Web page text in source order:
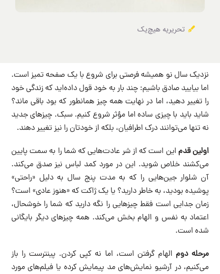
تحریریه هیچ‌یک
نزدیک سال نو همیشه فرصتی برای شروع با یک صفحه تمیز است.
اما بیایید صادق باشیم: چند بار به خود قول داده‌اید که زندگی خود
را تغییر دهید، اما در نهایت همه چیز همانطور که بود باقی ماند؟
شاید باید با چیزی ساده اما مؤثر شروع کنیم. سبک. چیزهای جدید
نه تنها می‌توانند درک اطرافیان، بلکه از خودتان را نیز تغییر دهند.
اولین قدم این است که از شر عادت‌هایی که شما را به سمت پایین
می‌کشند خلاص شوید. این در مورد کمد لباس نیز صدق می‌کند.
آن شلوار جین‌هایی را که به مدت پنج سال به دلیل «راحتی»
پوشیده بودید، به خاطر دارید؟ یا یک ژاکت که «هنوز عادی» است؟
زمان جدایی است فقط چیزهایی را نگه دارید که شما را خوشحال،
اعتماد به نفس و الهام بخش می‌کند. همه چیزهای دیگر بایگانی
شده است.
مرحله دومالهام گرفتن است، اما نه کپی کردن. پینترست را باز
می‌کنیم، در آرشیو نمایش‌های مد پیمایش کرده یا فیلم‌های مورد